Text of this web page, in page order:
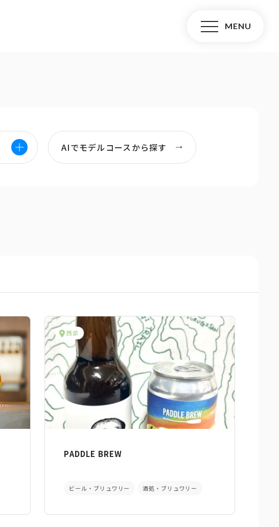
AIでモデルコースから探す
西部
PADDLE BREW
ビール・ブリュワリー 酒処・ブリュワリー